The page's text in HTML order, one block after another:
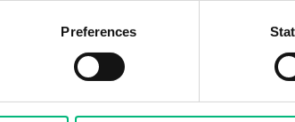
Preferences
eller motsvarande erfarenhet
som redovisningskonsult på byrå